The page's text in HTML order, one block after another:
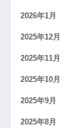
2026年1月
2025年12月
2025年11月
2025年10月
2025年9月
2025年8月